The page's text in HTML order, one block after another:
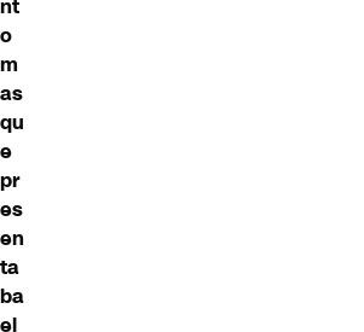
nt
o
m
as
qu
e
pr
es
en
ta
ba
el